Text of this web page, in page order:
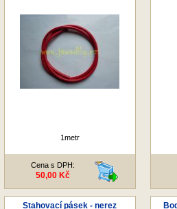
1metr
Cena s DPH:
50,00 Kč
Stahovací pásek - nerez